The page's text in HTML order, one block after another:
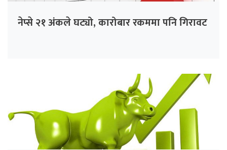
नेप्से २१ अंकले घट्यो, कारोबार रकममा पनि गिरावट